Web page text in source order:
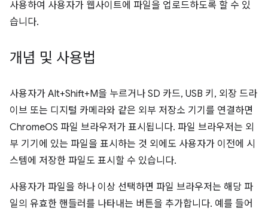
사용하여 사용자가 웹사이트에 파일을 업로드하도록 할 수 있
습니다.
개념 및 사용법
사용자가 Alt+Shift+M을 누르거나 SD 카드, USB 키, 외장 드라
이브 또는 디지털 카메라와 같은 외부 저장소 기기를 연결하면
ChromeOS 파일 브라우저가 표시됩니다. 파일 브라우저는 외
부 기기에 있는 파일을 표시하는 것 외에도 사용자가 이전에 시
스템에 저장한 파일도 표시할 수 있습니다.
사용자가 파일을 하나 이상 선택하면 파일 브라우저는 해당 파
일의 유효한 핸들러를 나타내는 버튼을 추가합니다. 예를 들어